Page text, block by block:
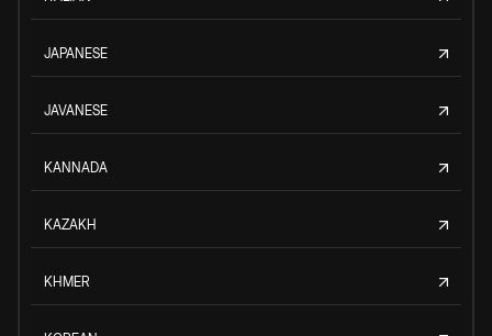
JAPANESE
JAVANESE
KANNADA
KAZAKH
KHMER